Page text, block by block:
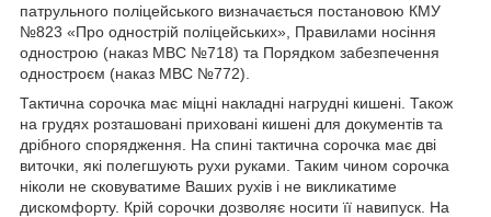
патрульного поліцейського визначається постановою КМУ
№823 «Про однострій поліцейських», Правилами носіння
однострою (наказ МВС №718) та Порядком забезпечення
одностроєм (наказ МВС №772).
Тактична сорочка має міцні накладні нагрудні кишені. Також
на грудях розташовані приховані кишені для документів та
дрібного спорядження. На спині тактична сорочка має дві
виточки, які полегшують рухи руками. Таким чином сорочка
ніколи не сковуватиме Ваших рухів і не викликатиме
дискомфорту. Крій сорочки дозволяє носити її навипуск. На